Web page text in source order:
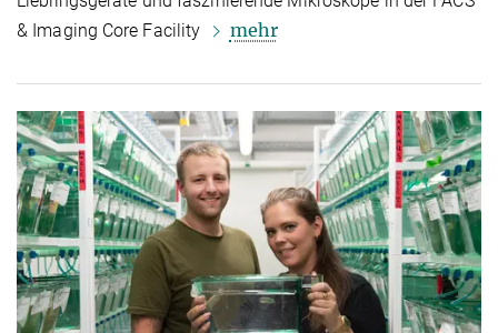
& Imaging Core Facility
mehr